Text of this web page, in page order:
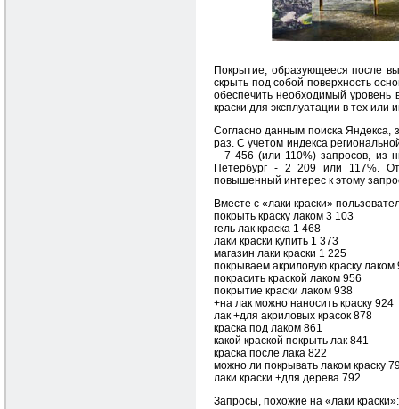
Покрытие, образующееся после
скрыть под собой поверхность
обеспечить необходимый уровень
краски для эксплуатации в тех или
Cогласно данным поиска Яндекса,
раз. С учетом индекса
– 7 456 (или 110%) запросов, из
Петербург - 2 209 или 117%.
повышенный интерес к этому
Вместе с «лаки краски»
покрыть краску лаком 3 103
гель лак краска 1 468
лаки краски купить 1 373
магазин лаки краски 1 225
покрываем акриловую краску лаком
покрасить краской лаком 956
покрытие краски лаком 938
+на лак можно наносить краску 924
лак +для акриловых красок 878
краска под лаком 861
какой краской покрыть лак 841
краска после лака 822
можно ли покрывать лаком краску
лаки краски +для дерева 792
Запросы, похожие на «лаки краски»: